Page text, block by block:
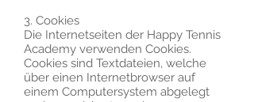
3. Cookies
Die Internetseiten der Happy Tennis
Academy verwenden Cookies.
Cookies sind Textdateien, welche
über einen Internetbrowser auf
einem Computersystem abgelegt